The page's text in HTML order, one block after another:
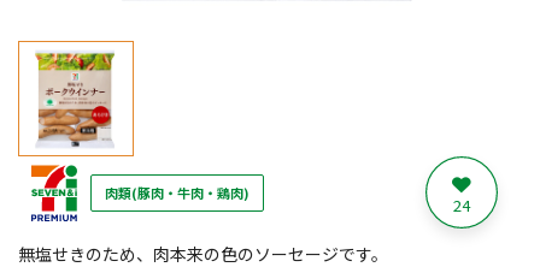
肉類(豚肉・牛肉・鶏肉) 24
無塩せきのため、肉本来の色のソーセージです。